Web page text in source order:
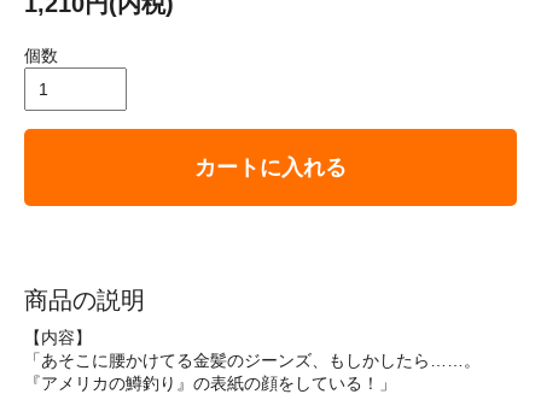
個数
カートに入れる
商品の説明
【内容】
「あそこに腰かけてる金髪のジーンズ、もしかしたら……。
『アメリカの鱒釣り』の表紙の顔をしている！」